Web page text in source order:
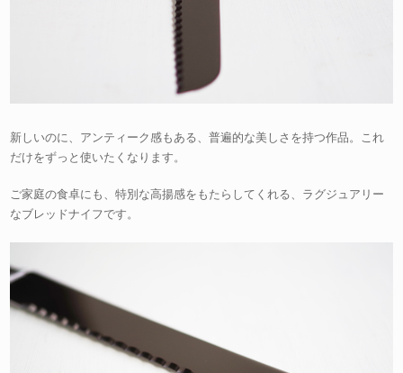
新しいのに、アンティーク感もある、普遍的な美しさを持つ作品。これ
だけをずっと使いたくなります。
ご家庭の食卓にも、特別な高揚感をもたらしてくれる、ラグジュアリー
なブレッドナイフです。